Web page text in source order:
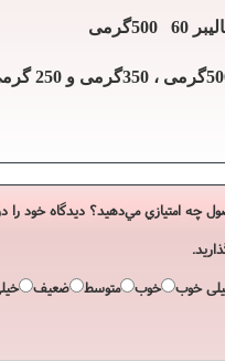
چه امتيازي مي‌دهيد؟ ديدگاه خود را
خوب خوب متوسط ضعیف